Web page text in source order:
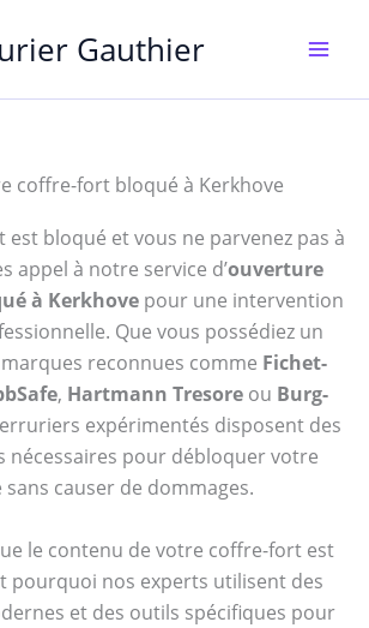
Gauthier
coffre-fort bloqué à Kerkhove
bloqué et vous ne parvenez pas à
appel à notre service d’ouverture
à Kerkhovepour une intervention
Que vous possédiez un
reconnues comme Fichet-
, Hartmann Tresore ou Burg-
expérimentés disposent des
nécessaires pour débloquer votre
sans causer de dommages.
le contenu de votre coffre-fort est
pourquoi nos experts utilisent des
et des outils spécifiques pour